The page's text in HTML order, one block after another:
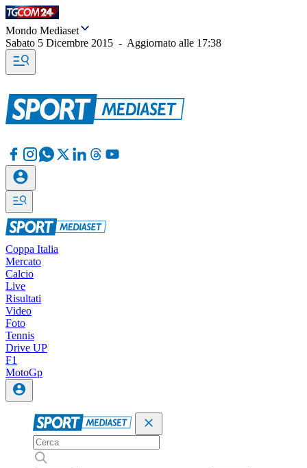
Mondo Mediaset
Sabato 5 Dicembre 2015 - Aggiornato alle 17:38
Coppa Italia
Mercato
Calcio
Live
Risultati
Video
Foto
Tennis
Drive UP
F1
MotoGp